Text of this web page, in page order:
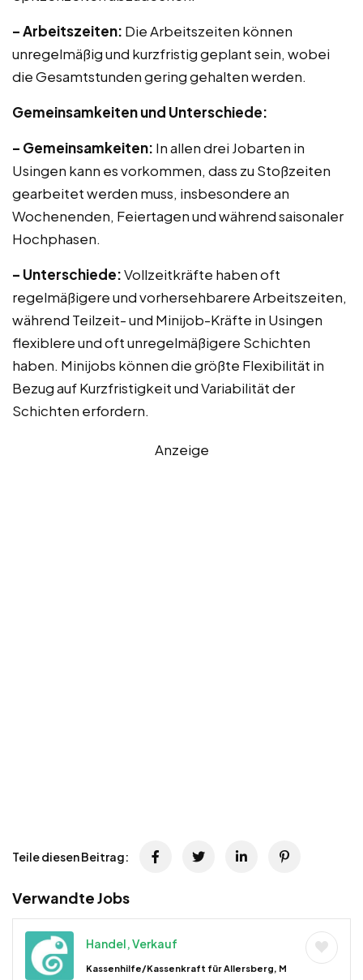
– Arbeitszeiten: Die Arbeitszeiten können
unregelmäßig und kurzfristig geplant sein, wobei
die Gesamtstunden gering gehalten werden.
Gemeinsamkeiten und Unterschiede:
– Gemeinsamkeiten: In allen drei Jobarten in
Usingen kann es vorkommen, dass zu Stoßzeiten
gearbeitet werden muss, insbesondere an
Wochenenden, Feiertagen und während saisonaler
Hochphasen.
– Unterschiede:Vollzeitkräfte haben oft
regelmäßigere und vorhersehbarere Arbeitszeiten,
während Teilzeit- und Minijob-Kräfte in Usingen
flexiblere und oft unregelmäßigere Schichten
haben. Minijobs können die größte Flexibilität in
Bezug auf Kurzfristigkeit und Variabilität der
Schichten erfordern.
Anzeige
Teile diesen Beitrag:
Verwandte Jobs
Handel, Verkauf
Kassenhilfe/Kassenkraft für Allersberg, M